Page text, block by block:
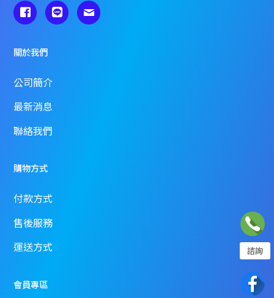
諮詢
關於我們
公司簡介
最新消息
聯絡我們
購物方式
付款方式
售後服務
運送方式
會員專區